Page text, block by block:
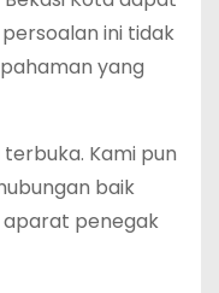
ini tidak
yang
Kami pun
baik
penegak